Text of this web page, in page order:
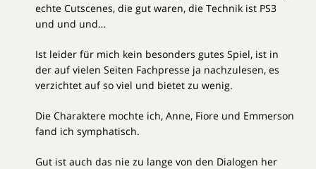
echte Cutscenes, die gut waren, die Technik ist PS3
und und und…
Ist leider für mich kein besonders gutes Spiel, ist in
der auf vielen Seiten Fachpresse ja nachzulesen, es
verzichtet auf so viel und bietet zu wenig.
Die Charaktere mochte ich, Anne, Fiore und Emmerson
fand ich symphatisch.
Gut ist auch das nie zu lange von den Dialogen her